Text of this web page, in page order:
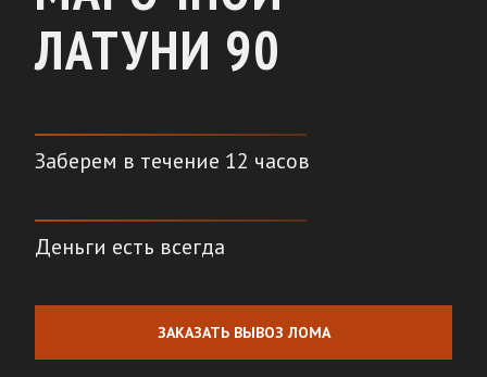
ЛАТУНИ 90
Заберем в течение 12 часов
Деньги есть всегда
ЗАКАЗАТЬ ВЫВОЗ ЛОМА